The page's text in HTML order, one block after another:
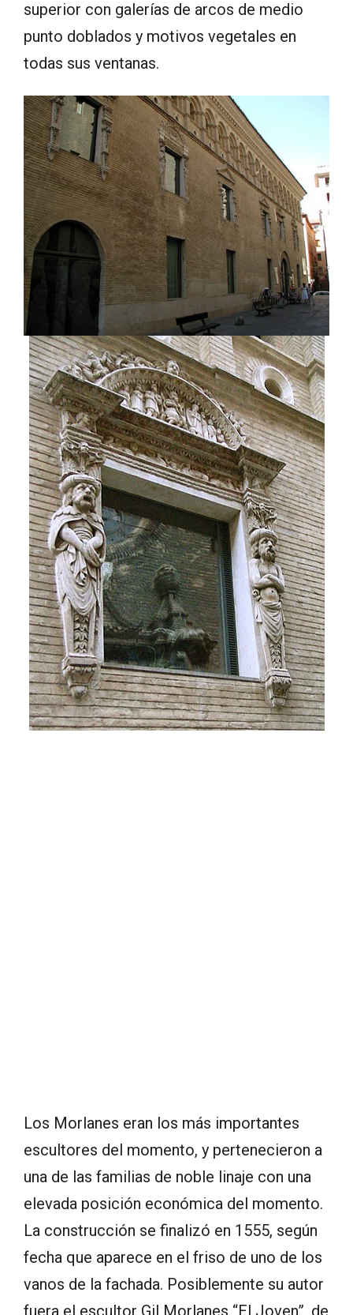
superior con galerías de arcos de medio
punto doblados y motivos vegetales en
todas sus ventanas.
Los Morlanes eran los más importantes
escultores del momento, y pertenecieron a
una de las familias de noble linaje con una
elevada posición económica del momento.
La construcción se finalizó en 1555, según
fecha que aparece en el friso de uno de los
vanos de la fachada. Posiblemente su autor